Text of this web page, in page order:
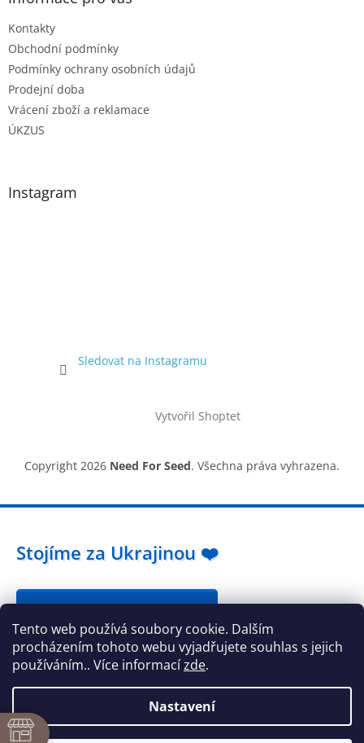
Tento web používá soubory cookie. Dalším
procházením tohoto webu vyjadřujete souhlas s jejich
používáním.. Více informacízde.
Nastavení
Kontakty
Obchodní podmínky
Podmínky ochrany osobních údajů
Prodejní doba
Vrácení zboží a reklamace
ÚKZUS
Instagram
Sledovat na Instagramu
Vytvořil Shoptet
Copyright 2026 Need For Seed. Všechna práva vyhrazena.
Stojíme za Ukrajinou ❤️